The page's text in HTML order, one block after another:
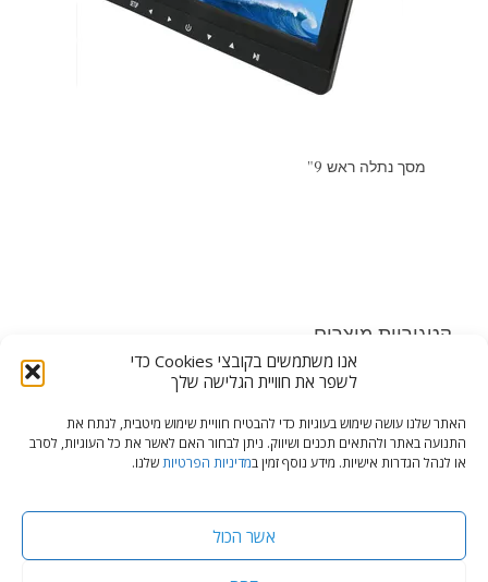
אנו משתמשים בקובצי Cookies כדי
לשפר את חוויית הגלישה שלך
האתר שלנו עושה שימוש בעוגיות כדי להבטיח חוויית שימוש מיטבית, לנתח את
התנועה באתר ולהתאים תכנים ושיווק. ניתן לבחור האם לאשר את כל העוגיות, לסרב
או לנהל הגדרות אישיות. מידע נוסף זמין במדיניות הפרטיותשלנו.
אשר הכול
מסך נתלה ראש 9"
קטגוריות מוצרים
מסכי כריות לרכב (7)
מדיניות פרטיות